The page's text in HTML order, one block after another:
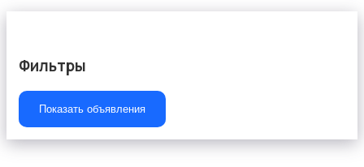
Продукты питания
Фильтры
Показать объявления